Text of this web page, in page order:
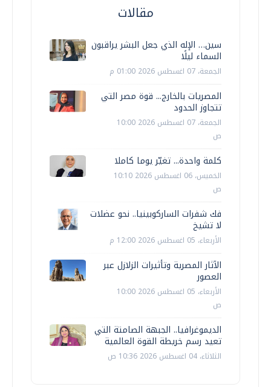
مقالات
سين… الإله الذي جعل البشر يراقبون
السماء ليلًا
الجمعة، 07 اغسطس 2026 01:00 م
المصريات بالخارج... قوة مصر التي
تتجاوز الحدود
الجمعة، 07 اغسطس 2026 10:00
ص
كلمة واحدة... تغيّر يوما كاملا
الخميس، 06 اغسطس 2026 10:10
ص
فك شفرات الساركوبينيا.. نحو عضلات
لا تشيخ
الأربعاء، 05 اغسطس 2026 12:00 م
الآثار المصرية وتأثيرات الزلازل عبر
العصور
الأربعاء، 05 اغسطس 2026 10:00
ص
الديموغرافيا.. الجبهة الصامتة التي
تعيد رسم خريطة القوة العالمية
الثلاثاء، 04 اغسطس 2026 10:36 ص